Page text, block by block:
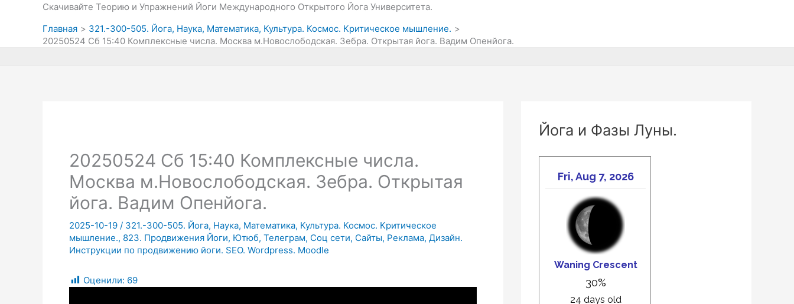
Скачивайте Теорию и Упражнений Йоги Международного Открытого Йога Университета.
Главная
321.-300-505. Йога, Наука, Математика, Культура. Космос. Критическое мышление.
20250524 Сб 15:40 Комплексные числа. Москва м.Новослободская. Зебра. Открытая йога. Вадим Опенйога.
20250524 Сб 15:40 Комплексные числа.
Москва м.Новослободская. Зебра. Открытая
йога. Вадим Опенйога.
2025-10-19 / 321.-300-505. Йога, Наука, Математика, Культура. Космос. Критическое
мышление., 823. Продвижения Йоги, Ютюб, Телеграм, Соц сети, Сайты, Реклама, Дизайн.
Инструкции по продвижению йоги. SEO. Wordpress. Moodle
Оценили: 69
Йога и Фазы Луны.